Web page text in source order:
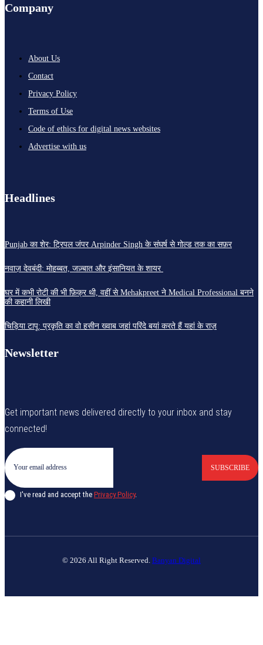
Company
About Us
Contact
Privacy Policy
Terms of Use
Code of ethics for digital news websites
Advertise with us
Headlines
Punjab का शेर: ट्रिपल जंपर Arpinder Singh के संघर्ष से गोल्ड तक का सफ़र
नवाज़ देवबंदी: मोहब्बत, जज़्बात और इंसानियत के शायर
घर में कभी रोटी की भी फ़िक्र थी, वहीं से Mehakpreet ने Medical Professional बनने
की कहानी लिखी
चिड़िया टापू: प्रकृति का वो हसीन ख्वाब जहां परिंदे बयां करते हैं यहां के राज़
Newsletter
Get important news delivered directly to your inbox and stay
connected!
SUBSCRIBE
I've read and accept the Privacy Policy.
© 2026 All Right Reserved. Banyan Digital